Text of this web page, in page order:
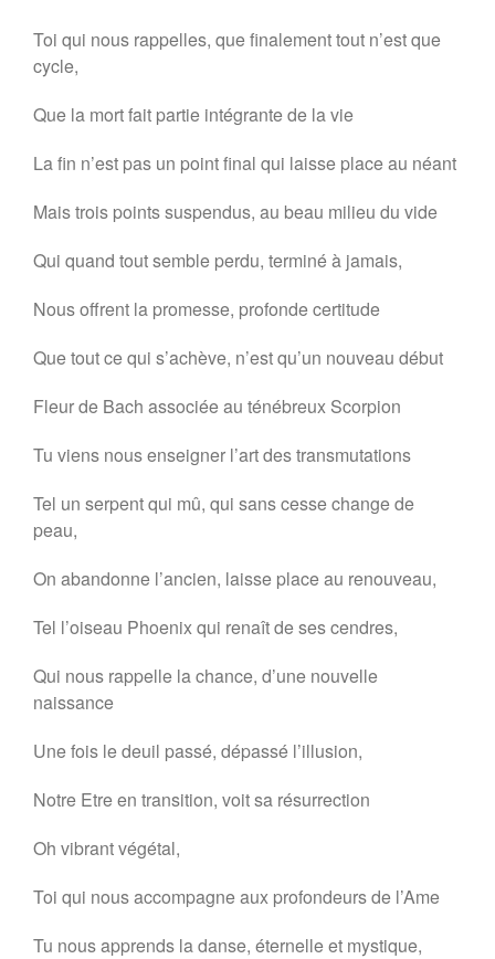
Toi qui nous rappelles, que finalement tout n’est que
cycle,
Que la mort fait partie intégrante de la vie
La fin n’est pas un point final qui laisse place au néant
Mais trois points suspendus, au beau milieu du vide
Qui quand tout semble perdu, terminé à jamais,
Nous offrent la promesse, profonde certitude
Que tout ce qui s’achève, n’est qu’un nouveau début
Fleur de Bach associée au ténébreux Scorpion
Tu viens nous enseigner l’art des transmutations
Tel un serpent qui mû, qui sans cesse change de
peau,
On abandonne l’ancien, laisse place au renouveau,
Tel l’oiseau Phoenix qui renaît de ses cendres,
Qui nous rappelle la chance, d’une nouvelle
naissance
Une fois le deuil passé, dépassé l’illusion,
Notre Etre en transition, voit sa résurrection
Oh vibrant végétal,
Toi qui nous accompagne aux profondeurs de l’Ame
Tu nous apprends la danse, éternelle et mystique,